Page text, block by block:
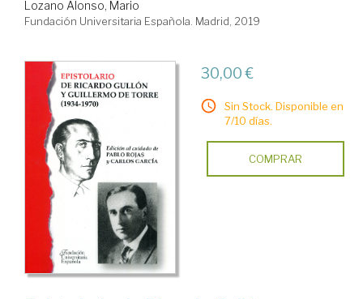
Lozano Alonso, Mario
Fundación Universitaria Española. Madrid, 2019
30,00 €
Sin Stock. Disponible en
7/10 días.
COMPRAR